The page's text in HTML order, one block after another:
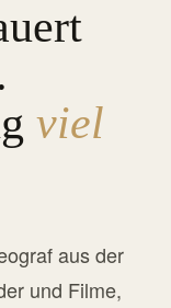
viel
aus der
und Filme,